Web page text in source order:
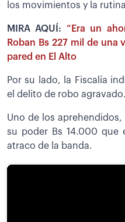
los movimientos y la
MIRA AQUÍ: “Era un
Roban Bs 227 mil de una
pared en El Alto
Por su lado, la Fiscalía
el delito de robo agravado.
Uno de los
su poder Bs 14.000 que
atraco de la banda.